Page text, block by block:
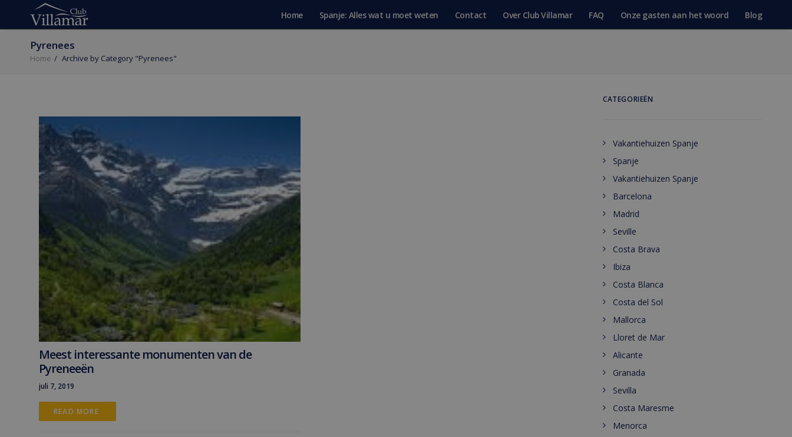
Home Spanje: Alles wat u moet weten Contact Over Club Villamar FAQ Onze gasten aan het woord Blog
Pyrenees
Home Archive by Category "Pyrenees"
Meest interessante monumenten van de
Pyreneeën
juli 7, 2019
READ MORE
CATEGORIEËN
Vakantiehuizen Spanje
Spanje
Vakantiehuizen Spanje
Barcelona
Madrid
Seville
Costa Brava
Ibiza
Costa Blanca
Costa del Sol
Mallorca
Lloret de Mar
Alicante
Granada
Sevilla
Costa Maresme
Menorca